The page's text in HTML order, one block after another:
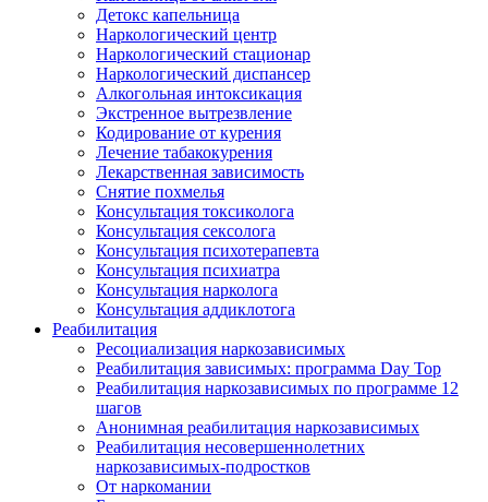
Детокс капельница
Наркологический центр
Наркологический стационар
Наркологический диспансер
Алкогольная интоксикация
Экстренное вытрезвление
Кодирование от курения
Лечение табакокурения
Лекарственная зависимость
Снятие похмелья
Консультация токсиколога
Консультация сексолога
Консультация психотерапевта
Консультация психиатра
Консультация нарколога
Консультация аддиклотога
Реабилитация
Ресоциализация наркозависимых
Реабилитация зависимых: программа Day Top
Реабилитация наркозависимых по программе 12
шагов
Анонимная реабилитация наркозависимых
Реабилитация несовершеннолетних
наркозависимых-подростков
От наркомании